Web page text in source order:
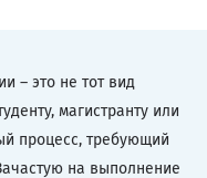
– это не тот вид
магистранту или
процесс, требующий
на выполнение